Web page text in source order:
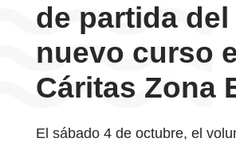
de partida del
nuevo curso
Cáritas Zona
El sábado 4 de octubre, el